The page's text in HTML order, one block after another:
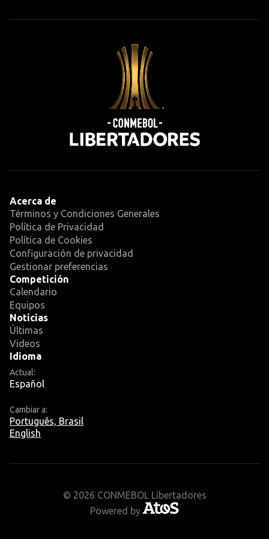
Acerca de
Términos y Condiciones Generales
Política de Privacidad
Política de Cookies
Configuración de privacidad
Gestionar preferencias
Competición
Calendario
Equipos
Noticias
Últimas
Videos
Idioma
Actual:
Español
Cambiar a:
Português, Brasil
English
© 2026 CONMEBOL Libertadores
Powered by